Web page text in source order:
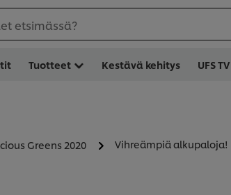
etsimässä?
Tuotteet Kestävä kehitys UFS TV
Greens 2020 Vihreämpiä alkupaloja!